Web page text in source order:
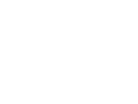
了させた実績があります
実績があります